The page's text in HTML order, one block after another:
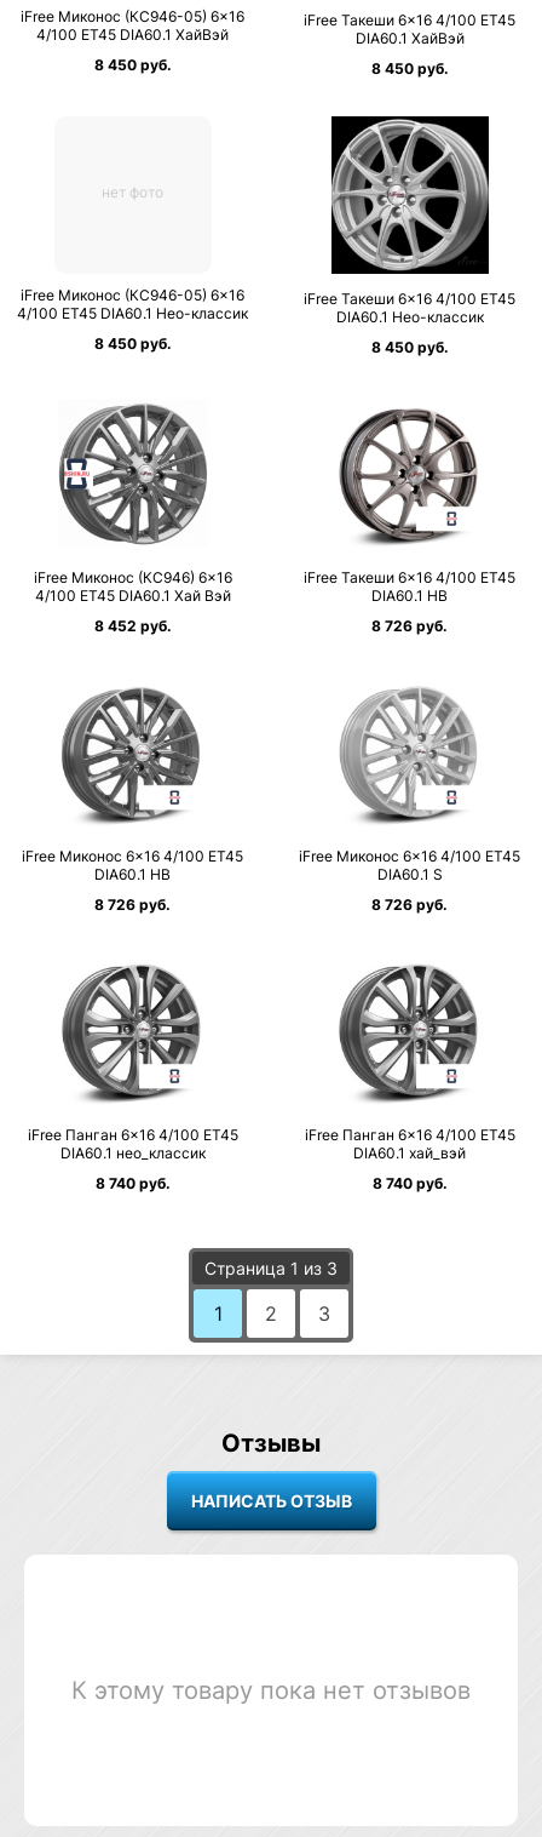
iFree Миконос (КС946-05) 6×16
4/100 ET45 DIA60.1 ХайВэй
8 450 руб.
iFree Такеши 6×16 4/100 ET45
DIA60.1 ХайВэй
8 450 руб.
нет фото
iFree Миконос (КС946-05) 6×16
4/100 ET45 DIA60.1 Нео-классик
8 450 руб.
iFree Такеши 6×16 4/100 ET45
DIA60.1 Нео-классик
8 450 руб.
iFree Миконос (КС946) 6×16
4/100 ET45 DIA60.1 Хай Вэй
8 452 руб.
iFree Такеши 6×16 4/100 ET45
DIA60.1 HB
8 726 руб.
iFree Миконос 6×16 4/100 ET45
DIA60.1 HB
8 726 руб.
iFree Миконос 6×16 4/100 ET45
DIA60.1 S
8 726 руб.
iFree Панган 6×16 4/100 ET45
DIA60.1 нео_классик
8 740 руб.
iFree Панган 6×16 4/100 ET45
DIA60.1 хай_вэй
8 740 руб.
Страница 1 из 3
1 2 3
Отзывы
К этому товару пока нет отзывов